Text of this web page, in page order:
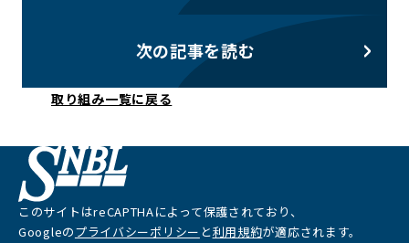
次の記事を読む
取り組み一覧に戻る
このサイトはreCAPTHAによって保護されており、
Googleのプライバシーポリシー と利用規約が適応されます。